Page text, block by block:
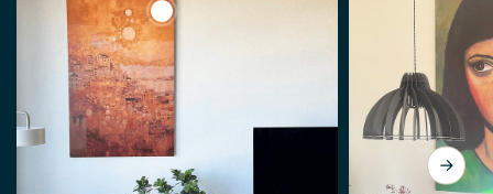
View Träume von Albaicín von Whale